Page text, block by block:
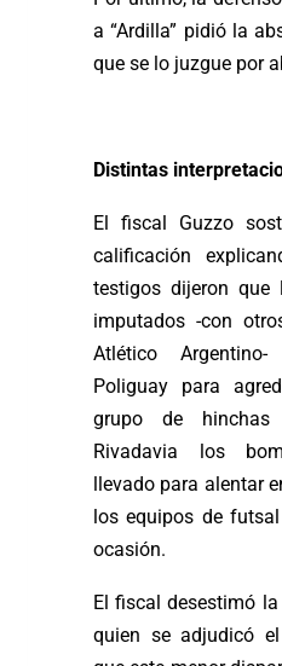
a “Ardilla” pidió la
que se lo juzgue por
Distintas
El fiscal Guzzo
calificación
testigos dijeron
imputados -con
Atlético
Poliguay para
grupo de hinchas
Rivadavia los
llevado para alentar
los equipos de
ocasión.
El fiscal desestimó la
quien se adjudicó